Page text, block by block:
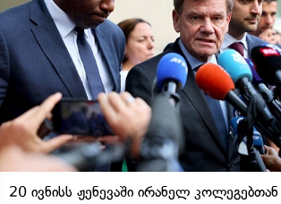
20 ივნისს ჟენევაში ირანელ